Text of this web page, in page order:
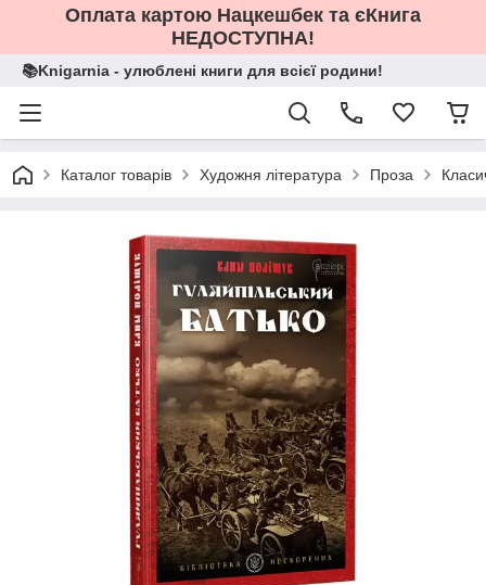
Оплата картою Нацкешбек та єКнига
НЕДОСТУПНА!
📚Knigarnia - улюблені книги для всієї родини!
Каталог товарів Художня література Проза